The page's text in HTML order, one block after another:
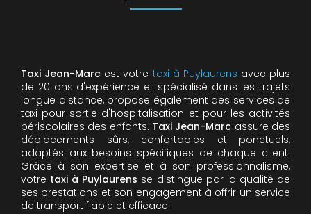
Taxi Jean-Marc est votre taxi à Puylaurens avec plus
de 20 ans d'expérience et spécialisé dans les trajets
longue distance, propose également des services de
taxi pour sortie d'hospitalisation et pour les activités
périscolaires des enfants. Taxi Jean-Marc assure des
déplacements sûrs, confortables et ponctuels,
adaptés aux besoins spécifiques de chaque client.
Grâce à son expertise et à son professionnalisme,
votre taxi à Puylaurens se distingue par la qualité de
ses prestations et son engagement à offrir un service
de transport fiable et efficace.